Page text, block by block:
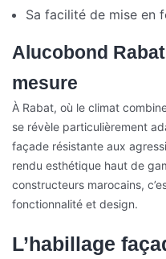
Sa facilité de mise en
Alucobond
mesure
À Rabat, où le climat
se révèle particulièrement
façade résistante aux
rendu esthétique haut de
constructeurs marocains,
fonctionnalité et design.
L’habillage